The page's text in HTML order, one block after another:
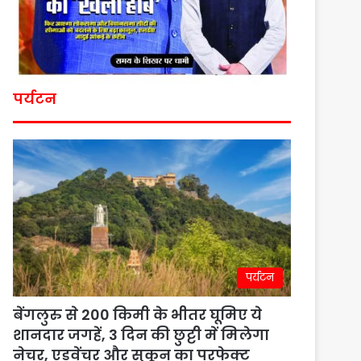
पर्यटन
पर्यटन
बेंगलुरु से 200 किमी के भीतर घूमिए ये
शानदार जगहें, 3 दिन की छुट्टी में मिलेगा
नेचर, एडवेंचर और सुकून का परफेक्ट